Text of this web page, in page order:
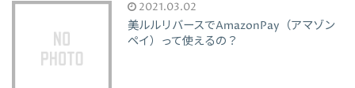
2021.03.02
美ルルリバースでAmazonPay（アマゾン
ペイ）って使えるの？